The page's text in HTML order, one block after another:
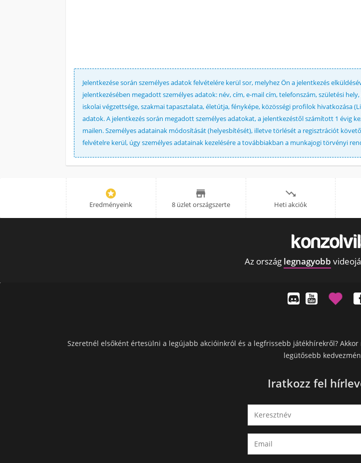
Jelentkezése során személyes adatok felvételére kerül sor, melyhez Ön a jelentkezés
jelentkezésében megadott személyes adatok: név, cím, e-mail cím, telefonszám, születési
iskolai végzettsége, szakmai tapasztalata, életútja, fényképe, közösségi profilok hivatkozása
adatok. A jelentkezés során megadott személyes adatokat, a jelentkezéstől számított 1 évig
mailen. Személyes adatainak módosítását (helyesbítését), illetve törlését a regisztrációt
felvételre kerül, úgy személyes adatainak kezelésére a továbbiakban a munkajogi törvényi

Eredményeink

8 üzlet országszerte

Heti akciók
Az ország legnagyobb
Szeretnél elsőként értesülni a legújabb akcióinkról és a legfrissebb játékhírekről?
legütősebb
Iratkozz fel